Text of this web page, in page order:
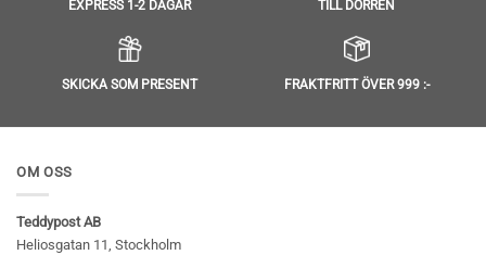
EXPRESS 1-2 DAGAR TILL DÖRREN
SKICKA SOM PRESENT FRAKTFRITT ÖVER 999 :-
OM OSS
Teddypost AB
Heliosgatan 11, Stockholm